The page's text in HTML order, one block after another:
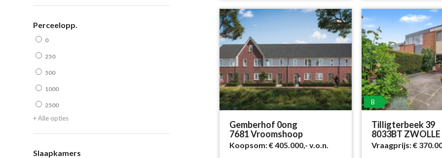
Gemberhof 0ong
7681 Vroomshoop
Koopsom:€ 405.000,- v.o.n.
B
Tilligterbeek 39
8033BT ZWOLLE
Vraagprijs:€
Perceelopp.
0
250
500
1000
2500
+ Alle opties
Slaapkamers